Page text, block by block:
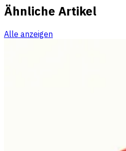
Ähnliche Artikel
Alle anzeigen